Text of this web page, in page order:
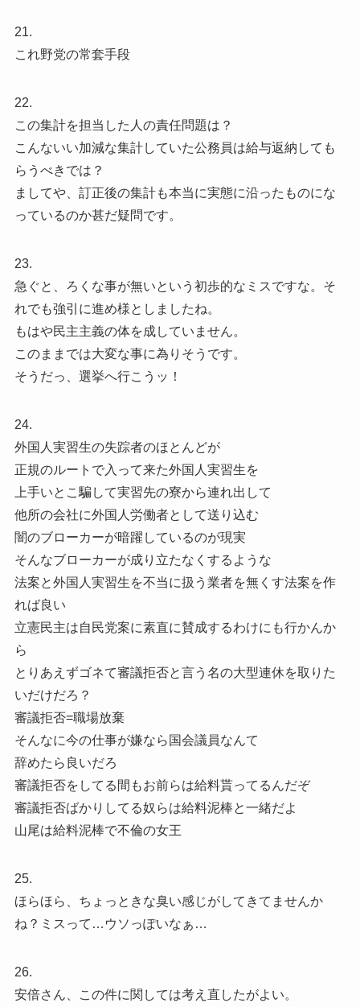
21.
これ野党の常套手段
22.
この集計を担当した人の責任問題は？
こんないい加減な集計していた公務員は給与返納しても
らうべきでは？
ましてや、訂正後の集計も本当に実態に沿ったものにな
っているのか甚だ疑問です。
23.
急ぐと、ろくな事が無いという初歩的なミスですな。そ
れでも強引に進め様としましたね。
もはや民主主義の体を成していません。
このままでは大変な事に為りそうです。
そうだっ、選挙へ行こうッ！
24.
外国人実習生の失踪者のほとんどが
正規のルートで入って来た外国人実習生を
上手いとこ騙して実習先の寮から連れ出して
他所の会社に外国人労働者として送り込む
闇のブローカーが暗躍しているのが現実
そんなブローカーが成り立たなくするような
法案と外国人実習生を不当に扱う業者を無くす法案を作
れば良い
立憲民主は自民党案に素直に賛成するわけにも行かんか
ら
とりあえずゴネて審議拒否と言う名の大型連休を取りた
いだけだろ？
審議拒否=職場放棄
そんなに今の仕事が嫌なら国会議員なんて
辞めたら良いだろ
審議拒否をしてる間もお前らは給料貰ってるんだぞ
審議拒否ばかりしてる奴らは給料泥棒と一緒だよ
山尾は給料泥棒で不倫の女王
25.
ほらほら、ちょっときな臭い感じがしてきてませんか
ね？ミスって…ウソっぽいなぁ…
26.
安倍さん、この件に関しては考え直したがよい。